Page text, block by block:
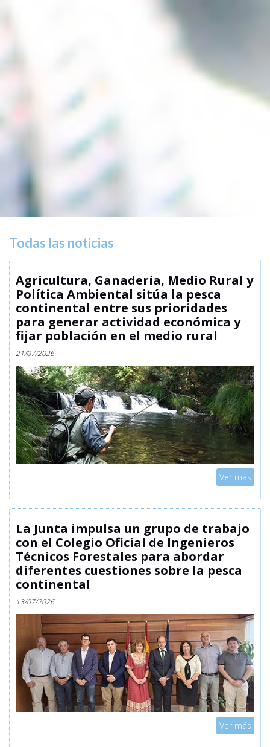
Todas las noticias
Agricultura, Ganadería, Medio Rural y
Política Ambiental sitúa la pesca
continental entre sus prioridades
para generar actividad económica y
fijar población en el medio rural
21/07/2026
Mostrar
Ver más
La Junta impulsa un grupo de trabajo
con el Colegio Oficial de Ingenieros
Técnicos Forestales para abordar
diferentes cuestiones sobre la pesca
continental
13/07/2026
Mostrar
Ver más